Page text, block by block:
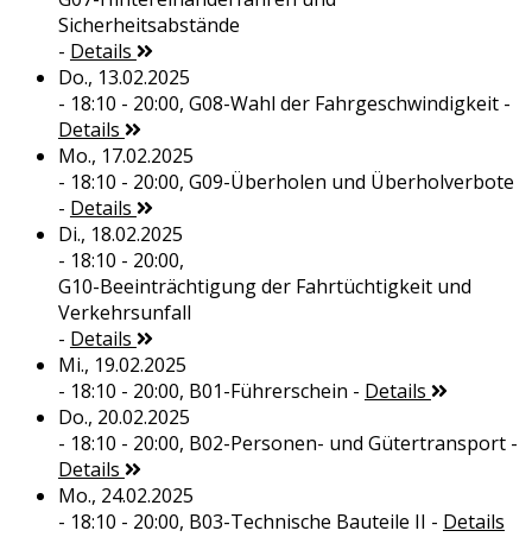
Sicherheitsabstände
- Details
Do., 13.02.2025
- 18:10 - 20:00, G08-Wahl der Fahrgeschwindigkeit-
Details
Mo., 17.02.2025
- 18:10 - 20:00, G09-Überholen und Überholverbote
- Details
Di., 18.02.2025
- 18:10 - 20:00,
G10-Beeinträchtigung der Fahrtüchtigkeit und
Verkehrsunfall
- Details
Mi., 19.02.2025
- 18:10 - 20:00, B01-Führerschein - Details
Do., 20.02.2025
- 18:10 - 20:00, B02-Personen- und Gütertransport-
Details
Mo., 24.02.2025
- 18:10 - 20:00, B03-Technische Bauteile II - Details